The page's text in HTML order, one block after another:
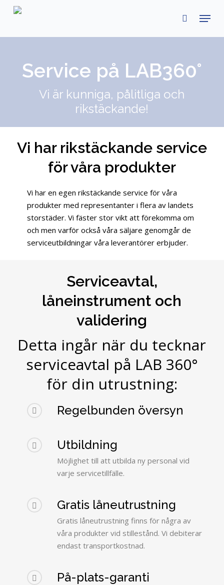
search
Menu
Service på LAB360°
Vi är kunniga, pålitliga och
rikstäckande!
Vi har rikstäckande service
för våra produkter
Vi har en egen rikstäckande service för våra
produkter med representanter i flera av landets
storstäder. Vi fäster stor vikt att förekomma om
och men varför också våra säljare genomgår de
serviceutbildningar våra leverantörer erbjuder.
Serviceavtal,
låneinstrument och
validering
Detta ingår när du tecknar
serviceavtal på LAB 360°
för din utrustning:
Regelbunden översyn
Utbildning
Möjlighet till att utbilda ny personal vid
varje servicetillfälle.
Gratis låneutrustning
Gratis låneutrustning finns för några av
våra produkter vid stillestånd. Vi debiterar
endast transportkostnad.
På-plats-garanti